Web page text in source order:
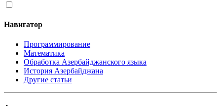
Навигатор
Программирование
Математика
Обработка Азербайджанского языка
История Азербайджана
Другие статьи